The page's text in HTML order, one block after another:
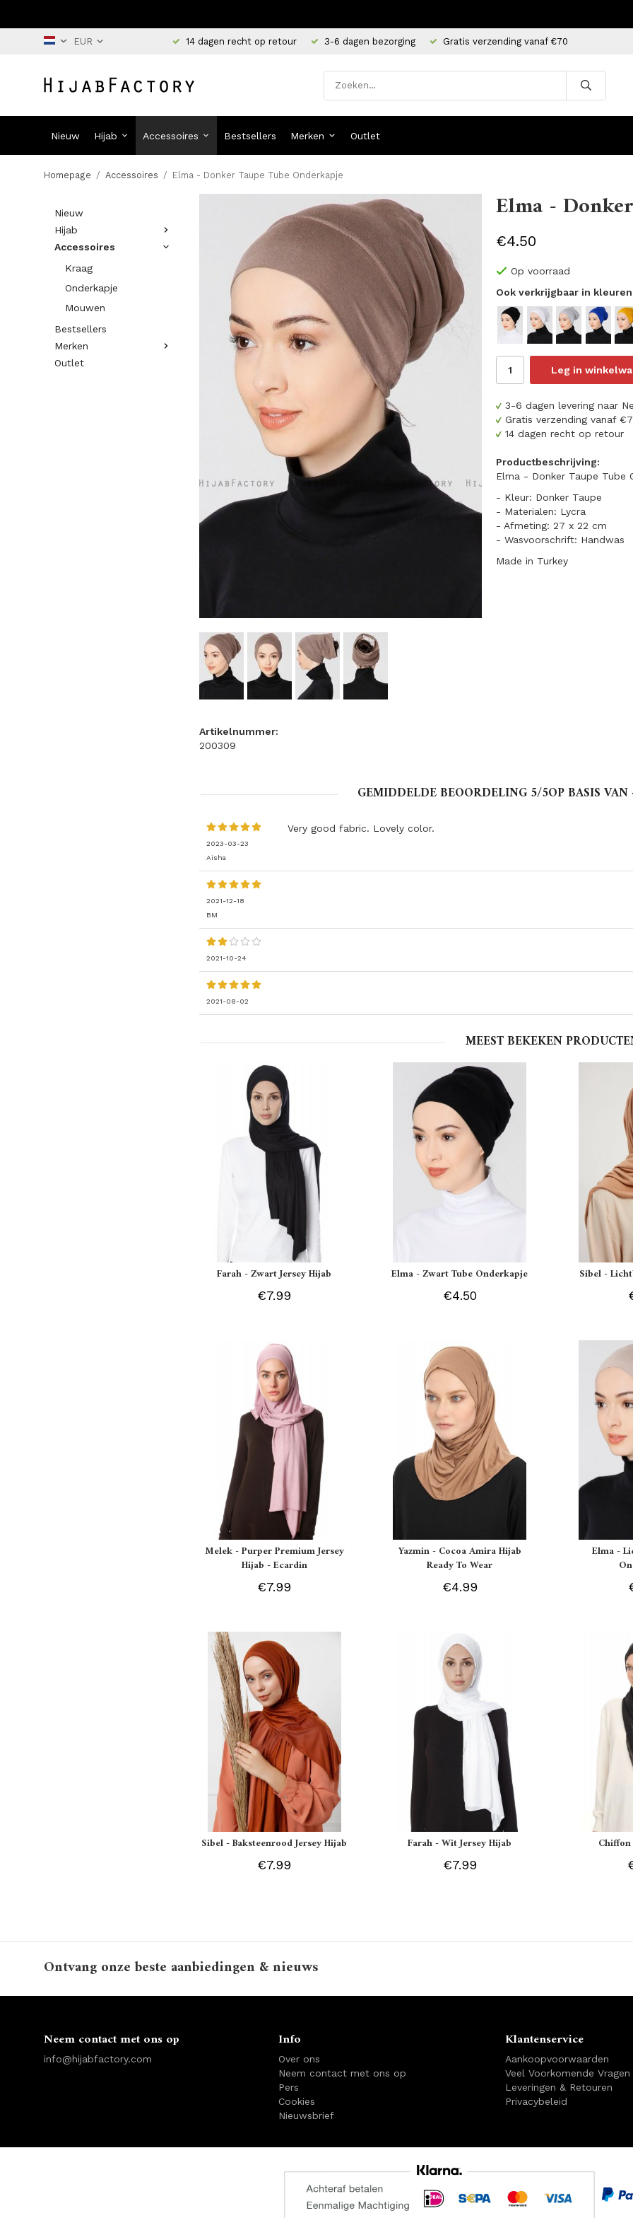
14 dagen recht op retour 3-6 dagen bezorging Gratis verzending vanaf €70
Nieuw Hijab Accessoires Bestsellers Merken Outlet
Homepage / Accessoires / Elma - Donker Taupe Tube Onderkapje
Nieuw
Hijab
Accessoires
Kraag
Onderkapje
Mouwen
Bestsellers
Merken
Outlet
Elma -
€4.50
Op voorraad
Ook verkrijgbaar in kleuren
Leg in
3-6 dagen levering naar
Gratis verzending vanaf
14 dagen recht op retour
Productbeschrijving:
Elma - Donker Taupe Tube
- Kleur: Donker Taupe
- Materialen: Lycra
- Afmeting: 27 x 22 cm
- Wasvoorschrift: Handwas
Made in Turkey
Artikelnummer:
200309
GEMIDDELDE BEOORDELING 5/5OP BASIS VAN
2023-03-23
Aisha
Very good fabric. Lovely color.
2021-12-18
BM
2021-10-24
2021-08-02
MEEST BEKEKEN
Farah - Zwart Jersey Hijab
€7.99
Elma - Zwart Tube Onderkapje
€4.50
Sibel -
Melek - Purper Premium Jersey
Hijab - Ecardin
€7.99
Yazmin - Cocoa Amira Hijab
Ready To Wear
€4.99
Elma -
Sibel - Baksteenrood Jersey Hijab
€7.99
Farah - Wit Jersey Hijab
€7.99
Ontvang onze beste aanbiedingen & nieuws
Neem contact met ons op
info@hijabfactory.com
Info
Over ons
Neem contact met ons op
Pers
Cookies
Nieuwsbrief
Klantenservice
Aankoopvoorwaarden
Veel Voorkomende Vragen
Leveringen & Retouren
Privacybeleid